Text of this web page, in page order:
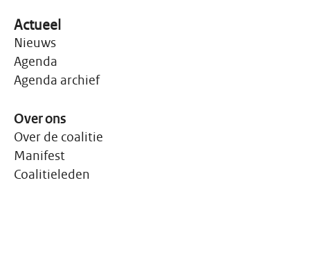
Actueel
Nieuws
Agenda
Agenda archief
Over ons
Over de coalitie
Manifest
Coalitieleden